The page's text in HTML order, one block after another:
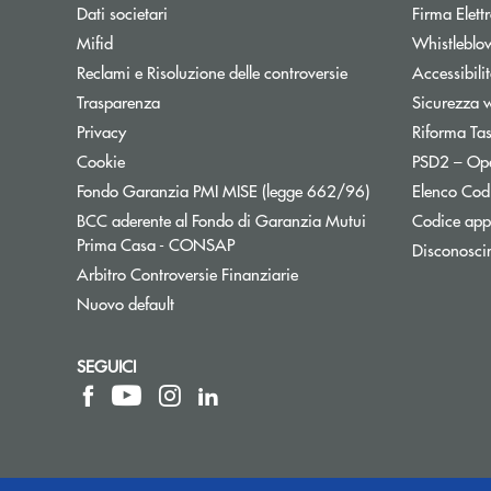
Dati societari
Mifid
Reclami e Risoluzione delle controversie
Trasparenza
Privacy
Cookie
Fondo Garanzia PMI MISE (legge 662/96)Apre una nuova
BCC aderente al Fondo di Garanzia Mutui
Prima Casa - CONSAPApre una nuova finestra
Arbitro Controversie FinanziarieApre una nuova finestra
Nuovo default
Firma
Sicurezza
Riforma
PSD2 –
Elenco
Codice
SEGUICI